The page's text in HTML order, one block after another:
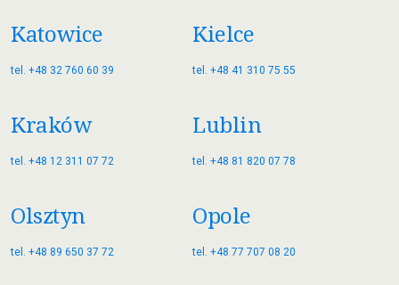
Katowice
tel. +48 32 760 60 39
Kielce
tel. +48 41 310 75 55
Kraków
tel. +48 12 311 07 72
Lublin
tel. +48 81 820 07 78
Olsztyn
tel. +48 89 650 37 72
Opole
tel. +48 77 707 08 20